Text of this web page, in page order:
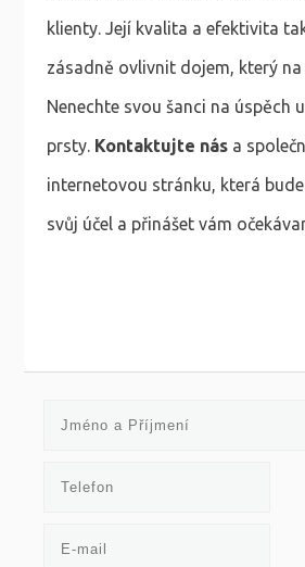
klienty. Její kvalita a efektivita
zásadně ovlivnit dojem, který na
Nenechte svou šanci na úspěch
prsty. Kontaktujte nása
internetovou stránku, která
svůj účel a přinášet vám